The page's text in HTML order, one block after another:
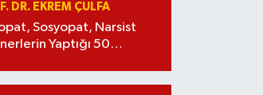
DR. EKREM ÇULFA
Sosyopat, Narsist
Yaptığı 50